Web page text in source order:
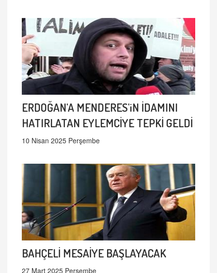
ERDOĞAN'A MENDERES'iN İDAMINI
HATIRLATAN EYLEMCİYE TEPKİ GELDİ
10 Nisan 2025 Perşembe
BAHÇELİ MESAİYE BAŞLAYACAK
27 Mart 2025 Perşembe